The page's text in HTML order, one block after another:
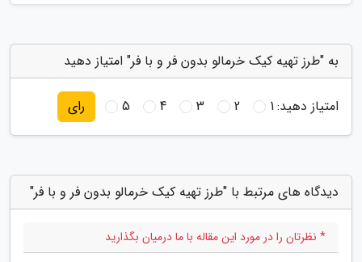
به "طرز تهیه کیک خرمالو بدون فر و با فر" امتیاز دهید
امتیاز دهید:1
2
3
4
5 رای
دیدگاه های مرتبط با "طرز تهیه کیک خرمالو بدون فر و با فر"
* نظرتان را در مورد این مقاله با ما درمیان بگذارید